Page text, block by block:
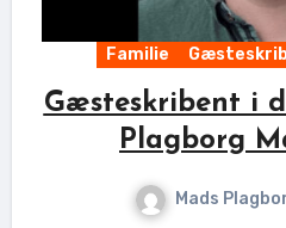
Familie
Gæsteskribent i
Plagborg
Mads